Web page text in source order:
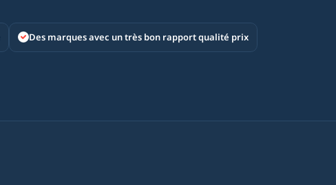
Des marques avec un très bon rapport qualité prix